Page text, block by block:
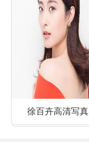
徐百卉高清写真